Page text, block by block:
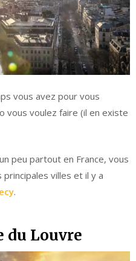
vous avez pour vous
vous voulez faire (il en existe
peu partout en France, vous
villes et il y a
.
du Louvre